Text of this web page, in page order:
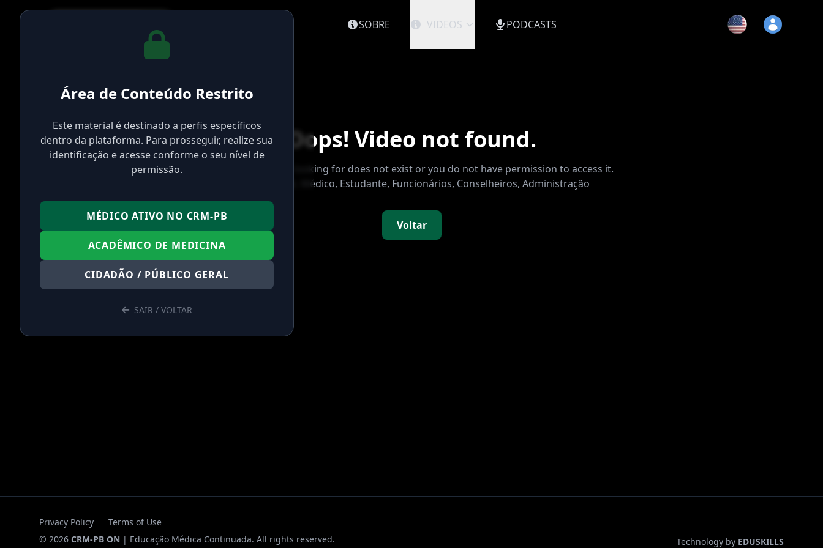
SOBRE VIDEOS PODCASTS
Oops! Video not found.
The video you are looking for does not exist or you do not have permission to access it.
Público Geral, Médico, Estudante, Funcionários, Conselheiros, Administração
Voltar
Área de Conteúdo Restrito
Este material é destinado a perfis específicos
dentro da plataforma. Para prosseguir, realize sua
identificação e acesse conforme o seu nível de
permissão.
MÉDICO ATIVO NO CRM-PB
ACADÊMICO DE MEDICINA
CIDADÃO / PÚBLICO GERAL
SAIR / VOLTAR
Privacy Policy
Terms of Use
© 2026 CRM-PB ON | Educação Médica Continuada. All rights reserved. Technology by EDUSKILLS